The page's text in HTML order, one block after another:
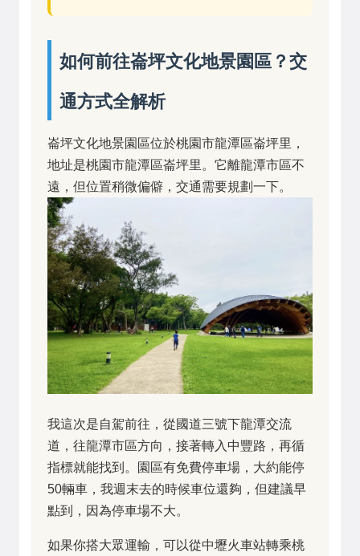
如何前往崙坪文化地景園區？交
通方式全解析
崙坪文化地景園區位於桃園市龍潭區崙坪里，
地址是桃園市龍潭區崙坪里。它離龍潭市區不
遠，但位置稍微偏僻，交通需要規劃一下。
我這次是自駕前往，從國道三號下龍潭交流
道，往龍潭市區方向，接著轉入中豐路，再循
指標就能找到。園區有免費停車場，大約能停
50輛車，我週末去的時候車位還夠，但建議早
點到，因為停車場不大。
如果你搭大眾運輸，可以從中壢火車站轉乘桃